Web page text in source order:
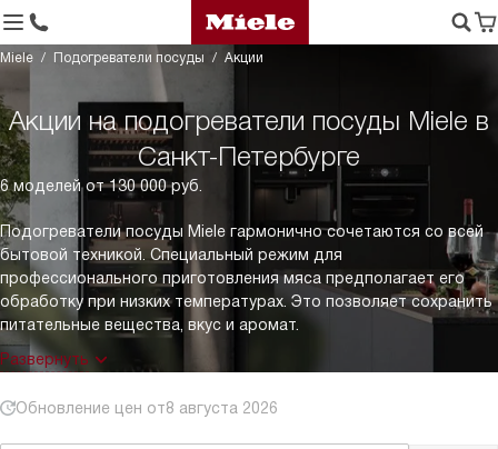
Miele Подогреватели посуды Акции
Акции на подогреватели посуды Miele в
Санкт-Петербурге
6 моделей от 130 000 руб.
Подогреватели посуды Miele гармонично сочетаются со всей
бытовой техникой. Специальный режим для
профессионального приготовления мяса предполагает его
обработку при низких температурах. Это позволяет сохранить
питательные вещества, вкус и аромат.
Развернуть
Обновление цен от8 августа 2026